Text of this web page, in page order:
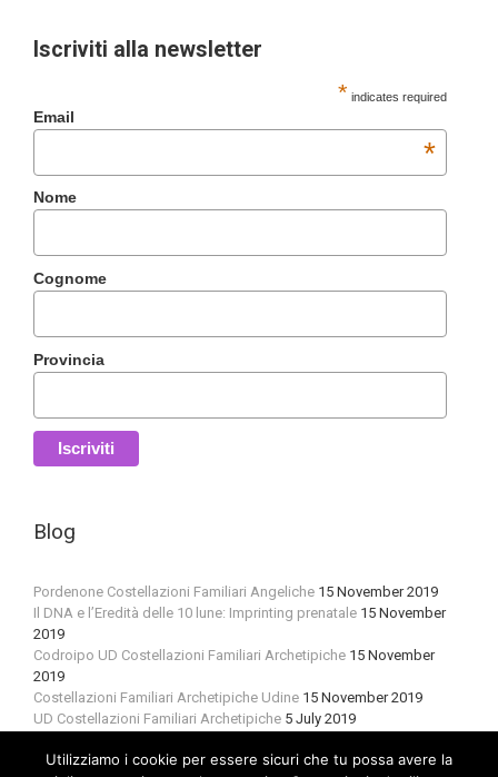
Iscriviti alla newsletter
* indicates required
Email
*
Nome
Cognome
Provincia
Blog
Pordenone Costellazioni Familiari Angeliche 15 November 2019
Il DNA e l’Eredità delle 10 lune: Imprinting prenatale 15 November
2019
Codroipo UD Costellazioni Familiari Archetipiche 15 November
2019
Costellazioni Familiari Archetipiche Udine 15 November 2019
UD Costellazioni Familiari Archetipiche 5 July 2019
Utilizziamo i cookie per essere sicuri che tu possa avere la